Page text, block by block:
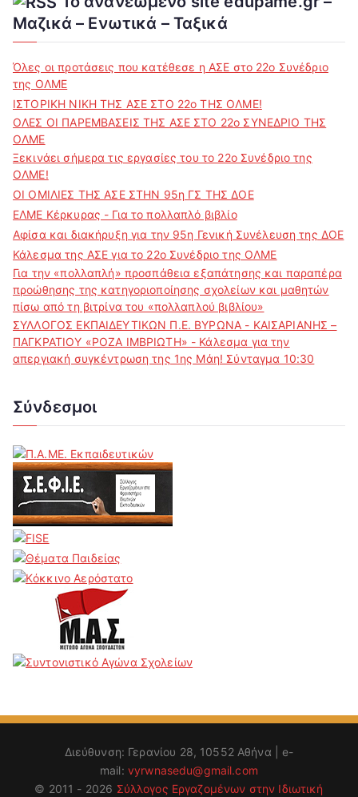
Μαζικά – Ενωτικά – Ταξικά
Όλες οι προτάσεις που κατέθεσε η ΑΣΕ στο 22ο Συνέδριο
της ΟΛΜΕ
ΙΣΤΟΡΙΚΗ ΝΙΚΗ ΤΗΣ ΑΣΕ ΣΤΟ 22ο ΤΗΣ ΟΛΜΕ!
ΟΛΕΣ ΟΙ ΠΑΡΕΜΒΑΣΕΙΣ ΤΗΣ ΑΣΕ ΣΤΟ 22ο ΣΥΝΕΔΡΙΟ ΤΗΣ
ΟΛΜΕ
Ξεκινάει σήμερα τις εργασίες του το 22ο Συνέδριο της
ΟΛΜΕ!
ΟΙ ΟΜΙΛΙΕΣ ΤΗΣ ΑΣΕ ΣΤΗΝ 95η ΓΣ ΤΗΣ ΔΟΕ
ΕΛΜΕ Κέρκυρας - Για το πολλαπλό βιβλίο
Αφίσα και διακήρυξη για την 95η Γενική Συνέλευση της ΔΟΕ
Κάλεσμα της ΑΣΕ για το 22ο Συνέδριο της ΟΛΜΕ
Για την «πολλαπλή» προσπάθεια εξαπάτησης και παραπέρα
προώθησης της κατηγοριοποίησης σχολείων και μαθητών
πίσω από τη βιτρίνα του «πολλαπλού βιβλίου»
ΣΥΛΛΟΓΟΣ ΕΚΠΑΙΔΕΥΤΙΚΩΝ Π.Ε. ΒΥΡΩΝΑ - ΚΑΙΣΑΡΙΑΝΗΣ –
ΠΑΓΚΡΑΤΙΟΥ «ΡΟΖΑ ΙΜΒΡΙΩΤΗ» - Κάλεσμα για την
απεργιακή συγκέντρωση της 1ης Μάη! Σύνταγμα 10:30
Σύνδεσμοι
Διεύθυνση: Γερανίου 28, 10552 Αθήνα | e-
mail: vyrwnasedu@gmail.com
© 2011 - 2026 Σύλλογος Εργαζομένων στην Ιδιωτική